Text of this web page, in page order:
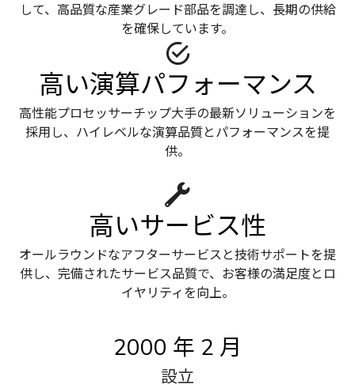
して、高品質な産業グレード部品を調達し、長期の供給
を確保しています。
高い演算パフォーマンス
高性能プロセッサーチップ大手の最新ソリューションを
採用し、ハイレベルな演算品質とパフォーマンスを提
供。
高いサービス性
オールラウンドなアフターサービスと技術サポートを提
供し、完備されたサービス品質で、お客様の満足度とロ
イヤリティを向上。
2000 年 2 月
設立